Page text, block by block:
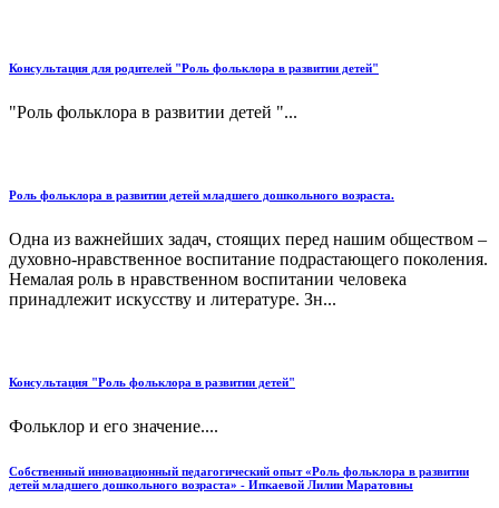
Консультация для родителей "Роль фольклора в развитии детей"
"Роль фольклора в развитии детей "...
Роль фольклора в развитии детей младшего дошкольного возраста.
Одна из важнейших задач, стоящих перед нашим обществом –
духовно-нравственное воспитание подрастающего поколения.
Немалая роль в нравственном воспитании человека
принадлежит искусству и литературе. Зн...
Консультация "Роль фольклора в развитии детей"
Фольклор и его значение....
Собственный инновационный педагогический опыт «Роль фольклора в развитии
детей младшего дошкольного возраста» - Ипкаевой Лилии Маратовны